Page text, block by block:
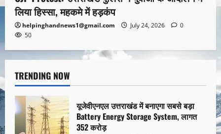
लिया हिस्सा, महकमे में हड़कंप
helpinghandnews1@gmail.com July 24, 2026
0
50
TRENDING NOW
यूजेवीएनएल उत्तराखंड में बनाएगा सबसे बड़ा
Battery Energy Storage System, लागत
352 करोड़